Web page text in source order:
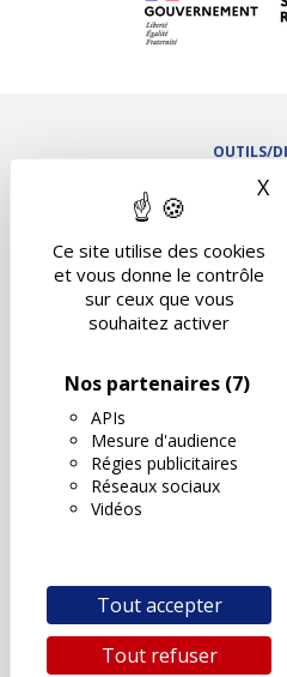
Ce site utilise des cookies
et vous donne le contrôle
sur ceux que vous
souhaitez activer
Nos partenaires (7)
APIs
Mesure d'audience
Régies publicitaires
Réseaux sociaux
Vidéos
Tout accepter
Tout refuser
X
OUTILS/
Rappel contrôle
Contact
NOS
Karoil
NOUS
Ouvrir un
Devenez
Carrières et
SUIVEZ AUTOVISION SUR LES